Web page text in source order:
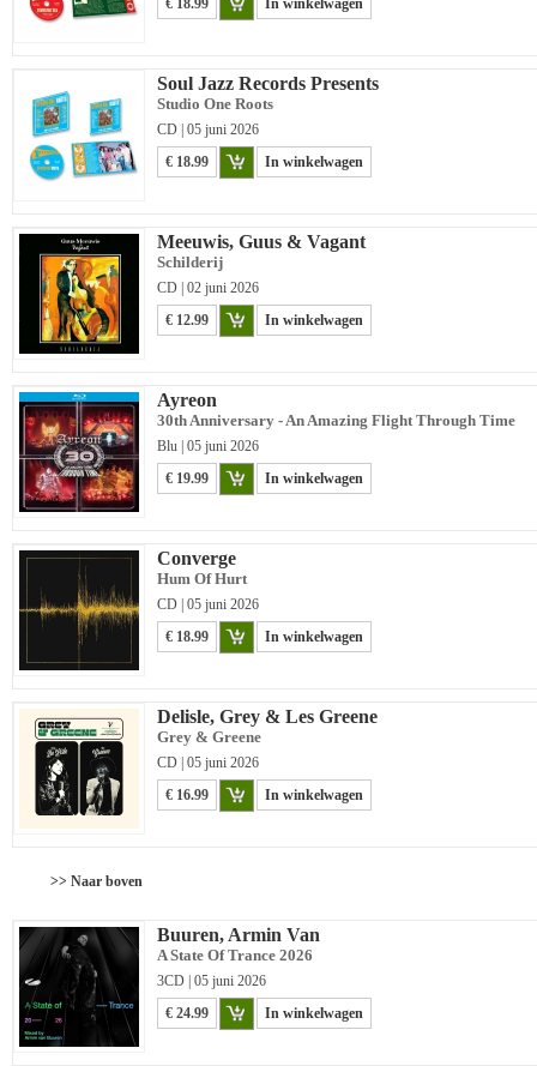
€ 18.99
In winkelwagen
Soul Jazz Records Presents
Studio One Roots
CD | 05 juni 2026
€ 18.99
In winkelwagen
Meeuwis, Guus & Vagant
Schilderij
CD | 02 juni 2026
€ 12.99
In winkelwagen
Ayreon
30th Anniversary - An Amazing Flight Through Time
Blu | 05 juni 2026
€ 19.99
In winkelwagen
Converge
Hum Of Hurt
CD | 05 juni 2026
€ 18.99
In winkelwagen
Delisle, Grey & Les Greene
Grey & Greene
CD | 05 juni 2026
€ 16.99
In winkelwagen
>> Naar boven
Buuren, Armin Van
A State Of Trance 2026
3CD | 05 juni 2026
€ 24.99
In winkelwagen